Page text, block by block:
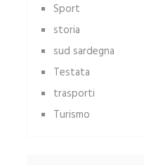
Sport
storia
sud sardegna
Testata
trasporti
Turismo